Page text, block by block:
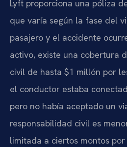
Lyft proporciona una póliza
que varía según la fase del
pasajero y el accidente
activo, existe una cobertura
civil de hasta $1 millón por
el conductor estaba
pero no había aceptado un
responsabilidad civil es
limitada a ciertos montos por